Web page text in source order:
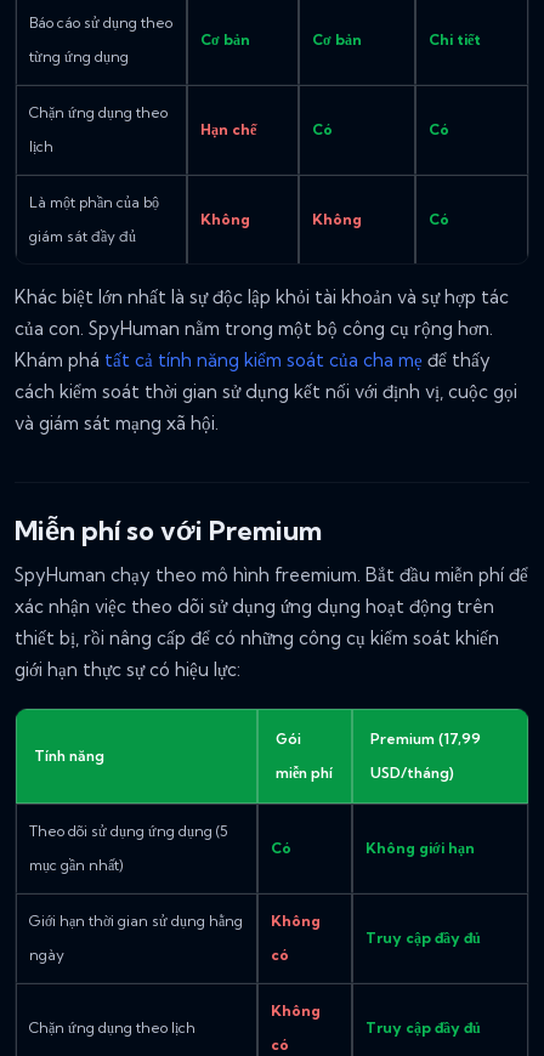
Báo cáo sử dụng theo
từng ứng dụng
Cơ bản Cơ bản Chi tiết
Chặn ứng dụng theo
lịch
Hạn chế Có Có
Là một phần của bộ
giám sát đầy đủ
Không Không Có
Khác biệt lớn nhất là sự độc lập khỏi tài khoản và sự hợp tác
của con. SpyHuman nằm trong một bộ công cụ rộng hơn.
Khám phá tất cả tính năng kiểm soát của cha mẹ để thấy
cách kiểm soát thời gian sử dụng kết nối với định vị, cuộc gọi
và giám sát mạng xã hội.
Miễn phí so với Premium
SpyHuman chạy theo mô hình freemium. Bắt đầu miễn phí để
xác nhận việc theo dõi sử dụng ứng dụng hoạt động trên
thiết bị, rồi nâng cấp để có những công cụ kiểm soát khiến
giới hạn thực sự có hiệu lực:
Tính năng
Gói
miễn phí
Premium (17,99
USD/tháng)
Theo dõi sử dụng ứng dụng (5
mục gần nhất)
Có Không giới hạn
Giới hạn thời gian sử dụng hằng
ngày
Không
có
Truy cập đầy đủ
Chặn ứng dụng theo lịch
Không
có
Truy cập đầy đủ